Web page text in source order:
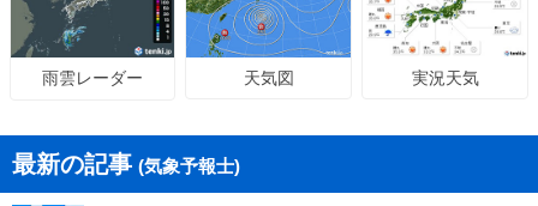
雨雲レーダー 天気図 実況天気
最新の記事 (気象予報士)